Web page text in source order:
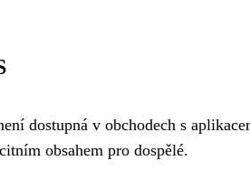
dostupná v obchodech s
obsahem pro dospělé.